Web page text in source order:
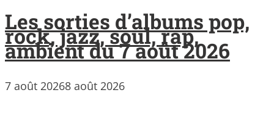
Les sorties d’albums pop,
rock, jazz, soul, rap,
ambient du 7 août 2026
7 août 20268 août 2026